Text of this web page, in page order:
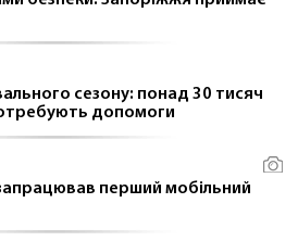
сезону: понад 30 тисяч
допомоги
запрацював перший мобільний